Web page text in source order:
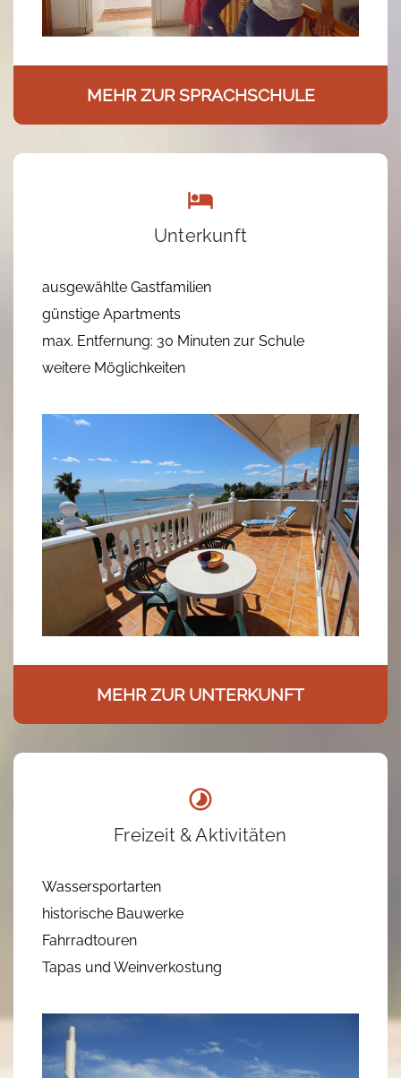
MEHR ZUR SPRACHSCHULE
Unterkunft
ausgewählte Gastfamilien
günstige Apartments
max. Entfernung: 30 Minuten zur Schule
weitere Möglichkeiten
MEHR ZUR UNTERKUNFT
Freizeit & Aktivitäten
Wassersportarten
historische Bauwerke
Fahrradtouren
Tapas und Weinverkostung